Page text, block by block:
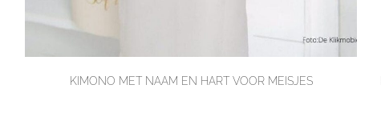
KIMONO MET NAAM EN HART VOOR MEISJES